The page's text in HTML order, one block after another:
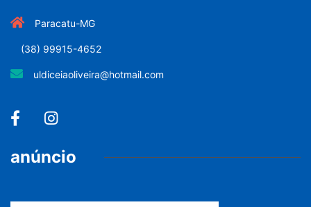
Paracatu-MG
(38) 99915-4652
uldiceiaoliveira@hotmail.com
anúncio